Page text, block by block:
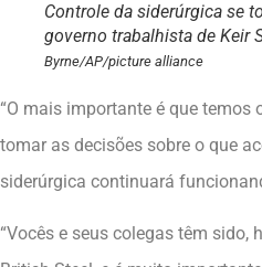
Controle da siderúrgica se
governo trabalhista de Keir
Byrne/AP/picture alliance
“O mais importante é que temos
tomar as decisões sobre o que
siderúrgica continuará
“Vocês e seus colegas têm sido,